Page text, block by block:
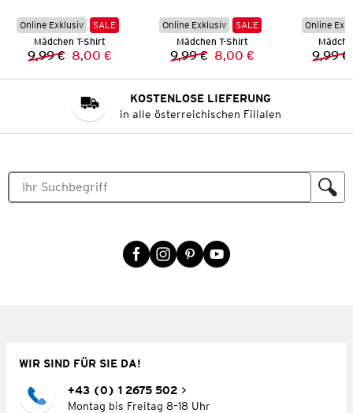
Online Exklusiv
SALE
Mädchen T-Shirt
Vorheriger Preis:
9,99 € Neuer Preis:
8,00 €
Online Exklusiv
SALE
Mädchen T-Shirt
Vorheriger Preis:
9,99 € Neuer Preis:
8,00 €
Online
9,99 €
KOSTENLOSE LIEFERUNG
in alle österreichischen Filialen
WIR SIND FÜR SIE DA!
+43 (0) 1 2675 502
Montag bis Freitag 8–18 Uhr